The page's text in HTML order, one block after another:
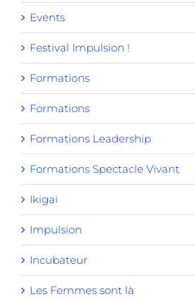
Events
Festival Impulsion !
Formations
Formations
Formations Leadership
Formations Spectacle Vivant
Ikigai
Impulsion
Incubateur
Les Femmes sont là